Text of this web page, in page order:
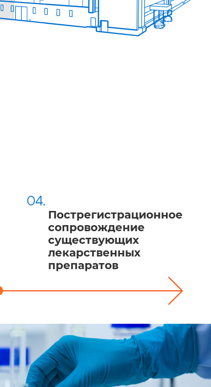
04.
Пострегистрационное
сопровождение
существующих
лекарственных
препаратов